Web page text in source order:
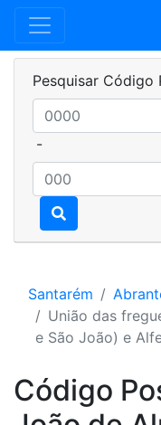
Pesquisar Código
-
Santarém
União das
e São João) e
Código